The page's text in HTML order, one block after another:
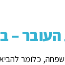
–
כלומר